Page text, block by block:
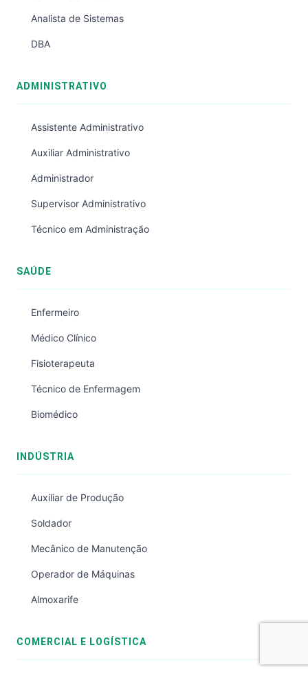
Analista de Sistemas
DBA
ADMINISTRATIVO
Assistente Administrativo
Auxiliar Administrativo
Administrador
Supervisor Administrativo
Técnico em Administração
SAÚDE
Enfermeiro
Médico Clínico
Fisioterapeuta
Técnico de Enfermagem
Biomédico
INDÚSTRIA
Auxiliar de Produção
Soldador
Mecânico de Manutenção
Operador de Máquinas
Almoxarife
COMERCIAL E LOGÍSTICA